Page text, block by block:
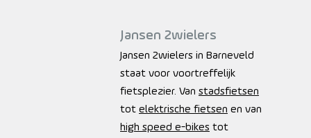
Jansen 2wielers
Jansen 2wielers in Barneveld
staat voor voortreffelijk
fietsplezier. Van stadsfietsen
tot elektrische fietsen en van
high speed e-bikes tot